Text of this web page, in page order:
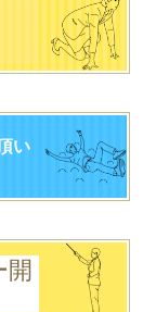
い
開